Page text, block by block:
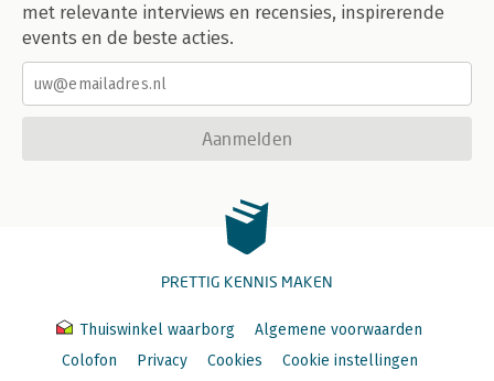
met relevante interviews en recensies, inspirerende
events en de beste acties.
Aanmelden
PRETTIG KENNIS MAKEN
Thuiswinkel waarborg
Algemene voorwaarden
Colofon
Privacy Cookies Cookie instellingen